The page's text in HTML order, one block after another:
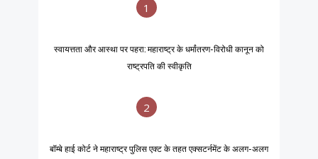
1
स्वायत्तता और आस्था पर पहरा: महाराष्ट्र के धर्मांतरण-विरोधी कानून को
राष्ट्रपति की स्वीकृति
2
बॉम्बे हाई कोर्ट ने महाराष्ट्र पुलिस एक्ट के तहत एक्सटर्नमेंट के अलग-अलग